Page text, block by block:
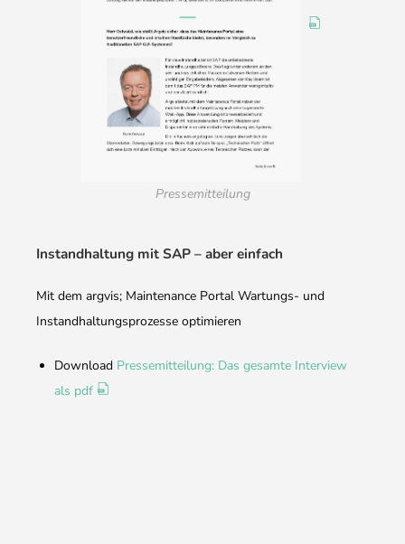
Pressemitteilung
Instandhaltung mit SAP – aber einfach
Mit dem argvis; Maintenance Portal Wartungs- und
Instandhaltungsprozesse optimieren
Download Pressemitteilung: Das gesamte Interview
als pdf